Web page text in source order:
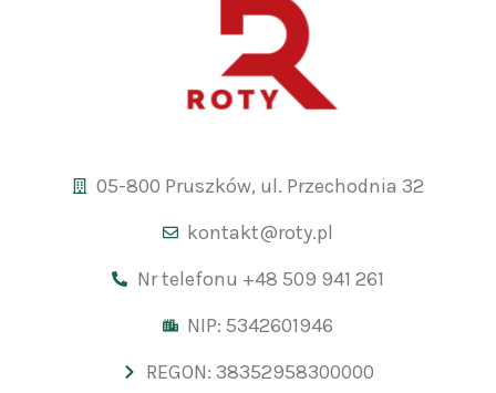
05-800 Pruszków, ul. Przechodnia 32
kontakt@roty.pl
Nr telefonu +48 509 941 261
NIP: 5342601946
REGON: 38352958300000